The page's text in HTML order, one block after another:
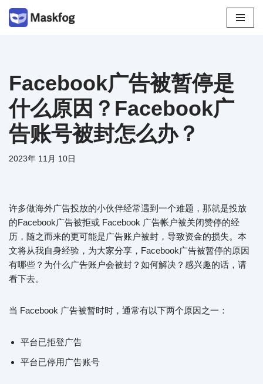
文
Facebook广告被暂停是
什么原因？Facebook广
告账号被封怎么办？
2023年 11月 10日
许多做海外广告投放的小伙伴经常遇到一个难题，那就是投放
的Facebook广告被拒或 Facebook 广告帐户被关闭赞停的经
历，随之而来的更可能是广告账户被封，导致资金的损失。本
文将从我自身经验，为大家分享，Facebook广告被暂停的原因
有哪些？为什么广告账户会被封？如何解决？感兴趣的话，请
看下去。
当 Facebook 广告被暂时时，通常有以下两个原因之一：
平台已拒登广告
平台已停用广告账号